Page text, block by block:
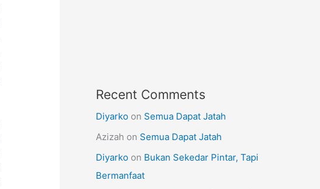
Recent Comments
Diyarko on Semua Dapat Jatah
Azizah on Semua Dapat Jatah
Diyarko on Bukan Sekedar Pintar, Tapi
Bermanfaat